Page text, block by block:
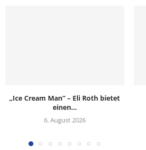
„Ice Cream Man“ – Eli Roth bietet
einen...
6. August 2026